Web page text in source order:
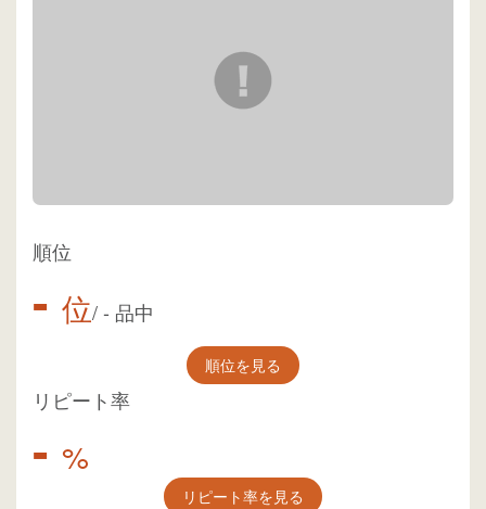
順位
- 位/- 品中
順位を見る
リピート率
- %
リピート率を見る